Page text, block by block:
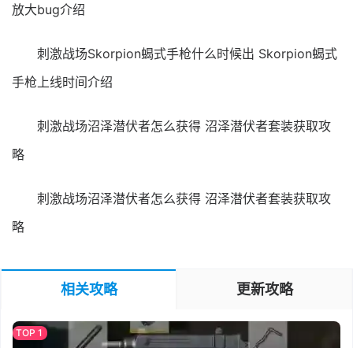
放大bug介绍
刺激战场Skorpion蝎式手枪什么时候出 Skorpion蝎式
手枪上线时间介绍
刺激战场沼泽潜伏者怎么获得 沼泽潜伏者套装获取攻
略
刺激战场沼泽潜伏者怎么获得 沼泽潜伏者套装获取攻
略
相关攻略 更新攻略